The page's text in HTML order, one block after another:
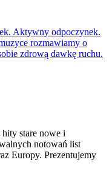
Aktywny odpoczynek.
rozmawiamy o
zdrową dawkę ruchu.
stare nowe i
notowań list
Europy. Prezentujemy